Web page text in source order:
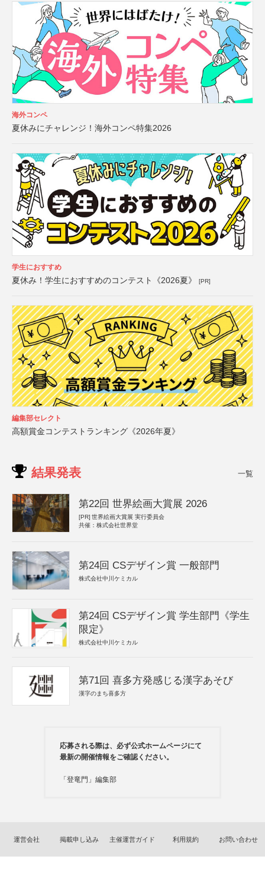
海外コンペ
夏休みにチャレンジ！海外コンペ特集2026
学生におすすめ
夏休み！学生におすすめのコンテスト《2026夏》 [PR]
編集部セレクト
高額賞金コンテストランキング《2026年夏》
結果発表 一覧
第22回 世界絵画大賞展 2026
[PR] 世界絵画大賞展 実行委員会
共催：株式会社世界堂
第24回 CSデザイン賞 一般部門
株式会社中川ケミカル
第24回 CSデザイン賞 学生部門《学生
限定》
株式会社中川ケミカル
第71回 喜多方発感じる漢字あそび
漢字のまち喜多方
応募される際は、必ず公式ホームページにて
最新の開催情報をご確認ください。
「登竜門」編集部
運営会社 掲載申し込み 主催運営ガイド 利用規約 お問い合わせ